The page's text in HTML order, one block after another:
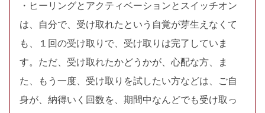
・ヒーリングとアクティベーションとスイッチオン
は、自分で、受け取れたという自覚が芽生えなくて
も、１回の受け取りで、受け取りは完了していま
す。ただ、受け取れたかどうかが、心配な方、ま
た、もう一度、受け取りを試したい方などは、ご自
身が、納得いく回数を、期間中なんどでも受け取っ